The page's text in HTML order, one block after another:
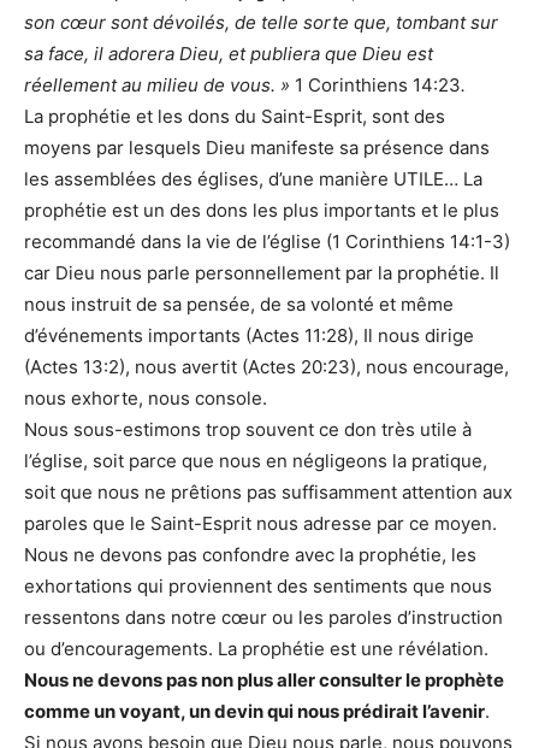
son cœur sont dévoilés, de telle sorte que, tombant sur
sa face, il adorera Dieu, et publiera que Dieu est
réellement au milieu de vous. » 1 Corinthiens 14:23.
La prophétie et les dons du Saint-Esprit, sont des
moyens par lesquels Dieu manifeste sa présence dans
les assemblées des églises, d’une manière UTILE… La
prophétie est un des dons les plus importants et le plus
recommandé dans la vie de l’église (1 Corinthiens 14:1-3)
car Dieu nous parle personnellement par la prophétie. Il
nous instruit de sa pensée, de sa volonté et même
d’événements importants (Actes 11:28), Il nous dirige
(Actes 13:2), nous avertit (Actes 20:23), nous encourage,
nous exhorte, nous console.
Nous sous-estimons trop souvent ce don très utile à
l’église, soit parce que nous en négligeons la pratique,
soit que nous ne prêtions pas suffisamment attention aux
paroles que le Saint-Esprit nous adresse par ce moyen.
Nous ne devons pas confondre avec la prophétie, les
exhortations qui proviennent des sentiments que nous
ressentons dans notre cœur ou les paroles d’instruction
ou d’encouragements. La prophétie est une révélation.
Nous ne devons pas non plus aller consulter le prophète
comme un voyant, un devin qui nous prédirait l’avenir.
Si nous avons besoin que Dieu nous parle, nous pouvons